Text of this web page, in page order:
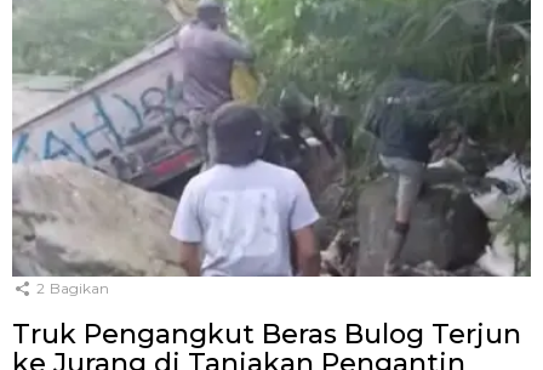
2 Bagikan
Truk Pengangkut Beras Bulog Terjun